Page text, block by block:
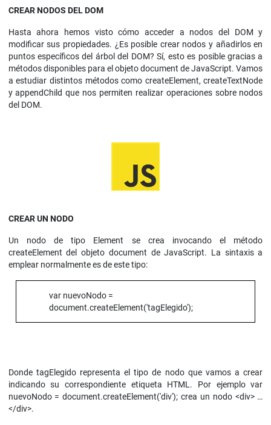
CREAR NODOS DEL DOM
Hasta ahora hemos visto cómo acceder a nodos del DOM y
modificar sus propiedades. ¿Es posible crear nodos y añadirlos en
puntos específicos del árbol del DOM? Sí, esto es posible gracias a
métodos disponibles para el objeto document de JavaScript. Vamos
a estudiar distintos métodos como createElement, createTextNode
y appendChild que nos permiten realizar operaciones sobre nodos
del DOM.
CREAR UN NODO
Un nodo de tipo Element se crea invocando el método
createElement del objeto document de JavaScript. La sintaxis a
emplear normalmente es de este tipo:
var nuevoNodo =
document.createElement('tagElegido');
Donde tagElegido representa el tipo de nodo que vamos a crear
indicando su correspondiente etiqueta HTML. Por ejemplo var
nuevoNodo = document.createElement('div'); crea un nodo <div> …
</div>.